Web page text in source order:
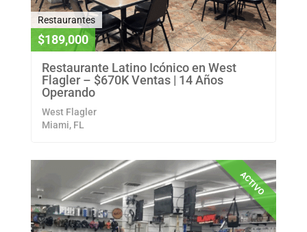
Restaurantes
$189,000
Restaurante Latino Icónico en West
Flagler – $670K Ventas | 14 Años
Operando
West Flagler
Miami, FL
ACTIVO